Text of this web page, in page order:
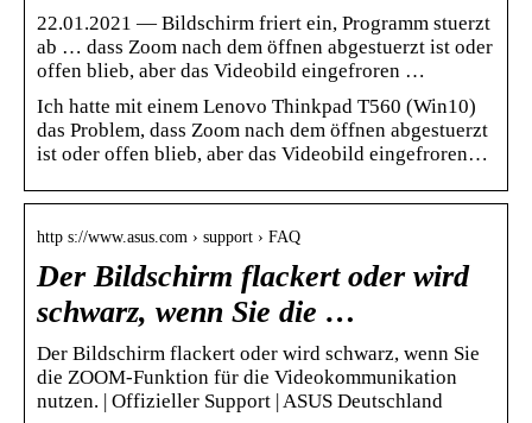
22.01.2021 — Bildschirm friert ein, Programm stuerzt
ab … dass Zoom nach dem öffnen abgestuerzt ist oder
offen blieb, aber das Videobild eingefroren …
Ich hatte mit einem Lenovo Thinkpad T560 (Win10)
das Problem, dass Zoom nach dem öffnen abgestuerzt
ist oder offen blieb, aber das Videobild eingefroren…
http s://www.asus.com › support › FAQ
Der Bildschirm flackert oder wird
schwarz, wenn Sie die …
Der Bildschirm flackert oder wird schwarz, wenn Sie
die ZOOM-Funktion für die Videokommunikation
nutzen. | Offizieller Support | ASUS Deutschland